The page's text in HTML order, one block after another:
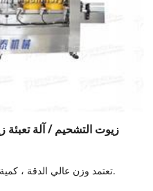
1. آلة تعبئة زيت cbd تعتمد وزن عالي الدقة ، كمية دقيقة وموثوقة.